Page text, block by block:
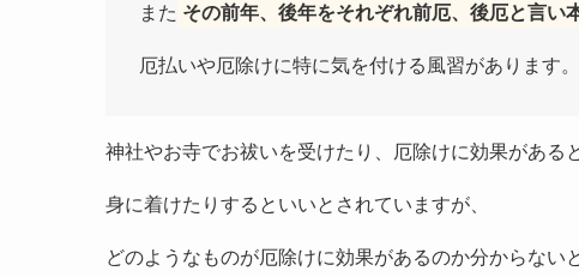
また その前年、後年をそれぞれ前厄、後厄と言い
厄払いや厄除けに特に気を付ける風習があります。
神社やお寺でお祓いを受けたり、厄除けに効果がある
身に着けたりするといいとされていますが、
どのようなものが厄除けに効果があるのか分からない